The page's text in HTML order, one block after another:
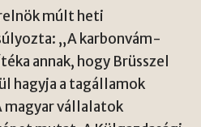
múlt heti
„A karbonvám-
annak, hogy Brüsszel
hagyja a tagállamok
magyar vállalatok